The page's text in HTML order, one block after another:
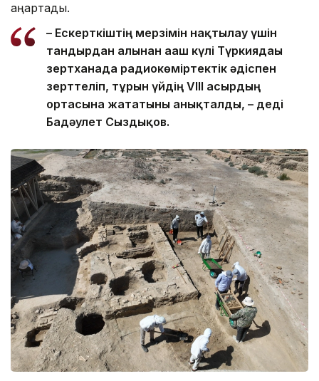
аңғартады.
– Ескерткіштің мерзімін нақтылау үшін
тандырдан алынған ағаш күлі Түркиядағы
зертханада радиокөміртектік әдіспен
зерттеліп, тұрғын үйдің VIII ғасырдың
ортасына жататыны анықталды, – деді
Бағдәулет Сыздықов.